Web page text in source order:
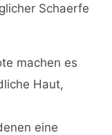
Schaerfe
machen es
Haut,
eine